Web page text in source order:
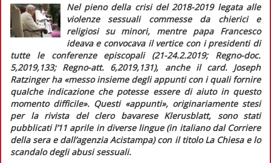
Nel pieno della crisi del 2018-2019 legata alle
violenze sessuali commesse da chierici e
religiosi su minori, mentre papa Francesco
ideava e convocava il vertice con i presidenti di
tutte le conferenze episcopali (21-24.2.2019; Regno-doc.
5,2019,133; Regno-att. 6,2019,131), anche il card. Joseph
Ratzinger ha «messo insieme degli appunti con i quali fornire
qualche indicazione che potesse essere di aiuto in questo
momento difficile». Questi «appunti», originariamente stesi
per la rivista del clero bavarese Klerusblatt, sono stati
pubblicati l’11 aprile in diverse lingue (in italiano dal Corriere
della sera e dall’agenziaAcistampa) con il titoloLa Chiesa e lo
scandalo degli abusi sessuali.